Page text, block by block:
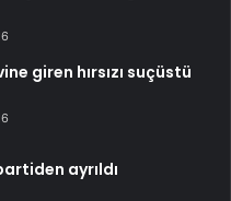
giren hırsızı suçüstü
ayrıldı